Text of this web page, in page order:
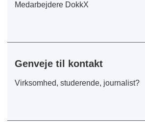
Medarbejdere DokkX
Genveje til kontakt
Virksomhed, studerende, journalist?